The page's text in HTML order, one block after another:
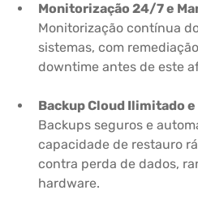
Monitorização 24/7 e
Monitorização contínua
sistemas, com
downtime antes de este
Backup Cloud Ilimitado
Backups seguros e
capacidade de restauro
contra perda de dados,
hardware.